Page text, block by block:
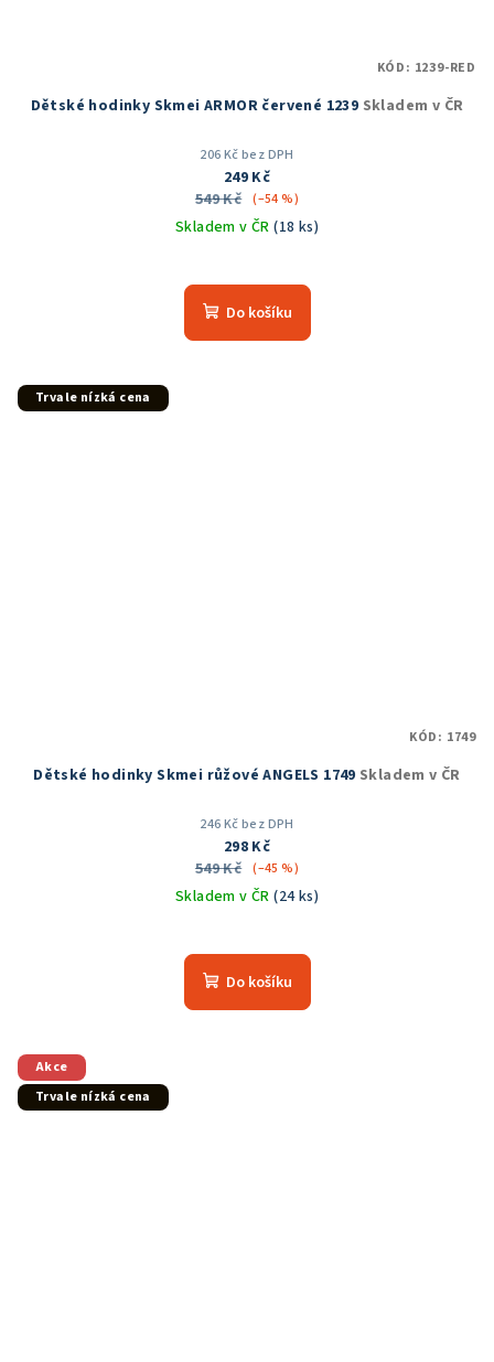
Dětské hodinky Skmei ARMOR červené 1239 Skladem v ČR
206 Kč bez DPH
249 Kč
549 Kč (–54 %)
Skladem v ČR(18 ks)
hodnocení
produktu
Do košíku
KÓD: 1239-RED
Trvale nízká cena
Dětské hodinky Skmei růžové ANGELS 1749 Skladem v ČR
246 Kč bez DPH
298 Kč
549 Kč (–45 %)
Skladem v ČR(24 ks)
hodnocení
produktu
Do košíku
KÓD: 1749
Akce
Trvale nízká cena